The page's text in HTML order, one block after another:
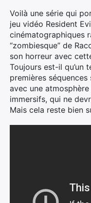
Voilà une série qui
jeu vidéo Resident
cinématographiques
“zombiesque” de
son horreur avec
Toujours est-il qu’un
premières
avec une
immersifs, qui ne
Mais cela reste bien